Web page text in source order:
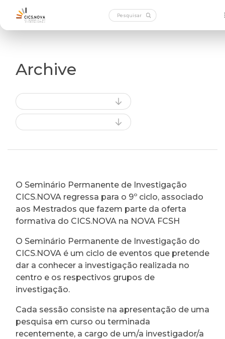
Archive
O Seminário Permanente de Investigação
CICS.NOVA regressa para o 9º ciclo, associado
aos Mestrados que fazem parte da oferta
formativa do CICS.NOVA na NOVA FCSH
O Seminário Permanente de Investigação do
CICS.NOVA é um ciclo de eventos que pretende
dar a conhecer a investigação realizada no
centro e os respectivos grupos de
investigação.
Cada sessão consiste na apresentação de uma
pesquisa em curso ou terminada
recentemente, a cargo de um/a investigador/a